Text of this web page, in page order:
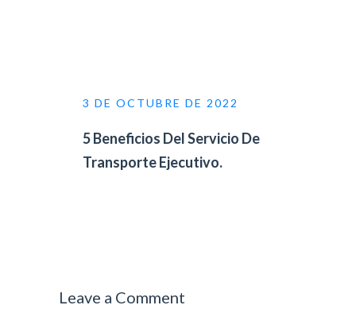
3 DE OCTUBRE DE 2022
5 Beneficios Del Servicio De
Transporte Ejecutivo.
Leave a Comment